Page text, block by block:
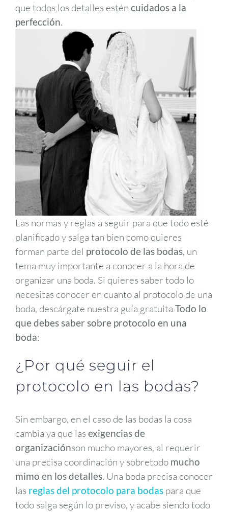
que todos los detalles estén cuidados a la
perfección.
Las normas y reglas a seguir para que todo esté
planificado y salga tan bien como quieres
forman parte del protocolo de las bodas, un
tema muy importante a conocer a la hora de
organizar una boda. Si quieres saber todo lo
necesitas conocer en cuanto al protocolo de una
boda, descárgate nuestra guía gratuita Todo lo
que debes saber sobre protocolo en una
boda:
¿Por qué seguir el
protocolo en las bodas?
Sin embargo, en el caso de las bodas la cosa
cambia ya que las exigencias de
organizaciónson mucho mayores, al requerir
una precisa coordinación y sobretodo mucho
mimo en los detalles. Una boda precisa conocer
las reglas del protocolo para bodas para que
todo salga según lo previso, y acabe siendo todo